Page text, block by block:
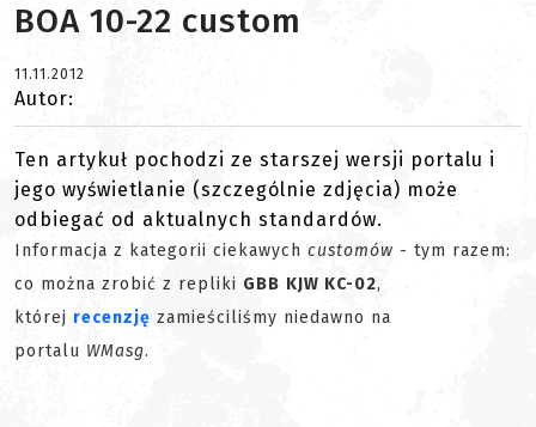
BOA 10-22 custom
11.11.2012
Autor:
Ten artykuł pochodzi ze starszej wersji portalu i
jego wyświetlanie (szczególnie zdjęcia) może
odbiegać od aktualnych standardów.
Informacja z kategorii ciekawych customów - tym razem:
co można zrobić z repliki GBB KJW KC-02,
której recenzję zamieściliśmy niedawno na
portalu WMasg.